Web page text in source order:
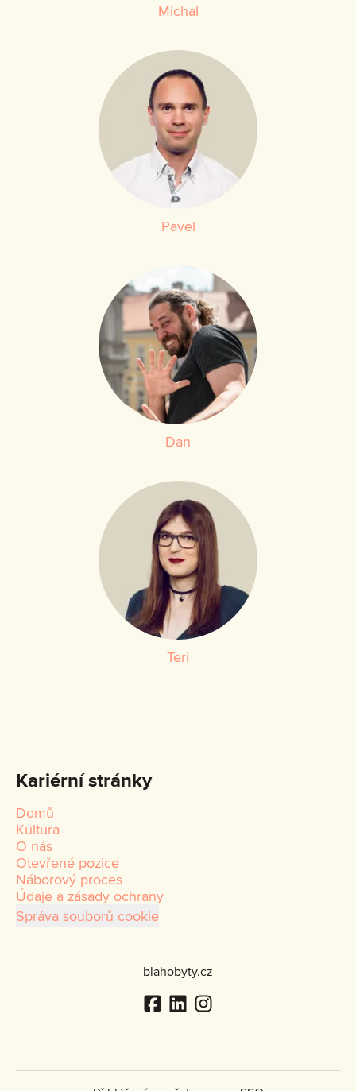
Michal
Pavel
Dan
Teri
Kariérní stránky
Domů
Kultura
O nás
Otevřené pozice
Náborový proces
Údaje a zásady ochrany
Správa souborů cookie
blahobyty.cz